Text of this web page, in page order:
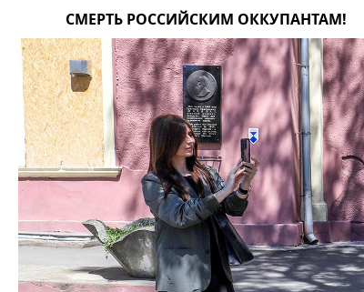
СМЕРТЬ РОССИЙСКИМ ОККУПАНТАМ!